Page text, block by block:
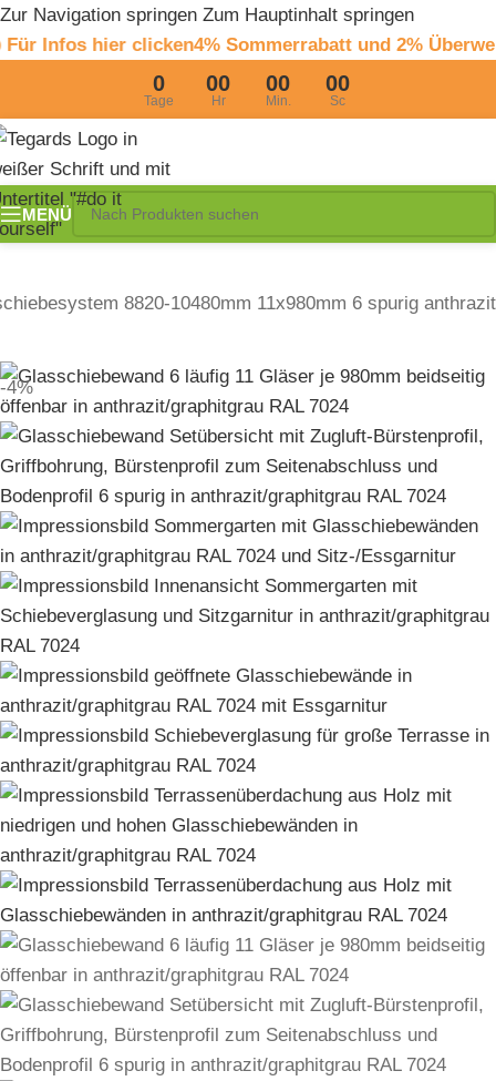
Zur Navigation springen Zum Hauptinhalt springen
clicken4% Sommerrabatt und 2% Überweisungsrabatt
0
Tage
00
Hr
00
Min.
00
Sc
MENÜ
8820-10480mm 11x980mm 6 spurig anthrazit
-4%